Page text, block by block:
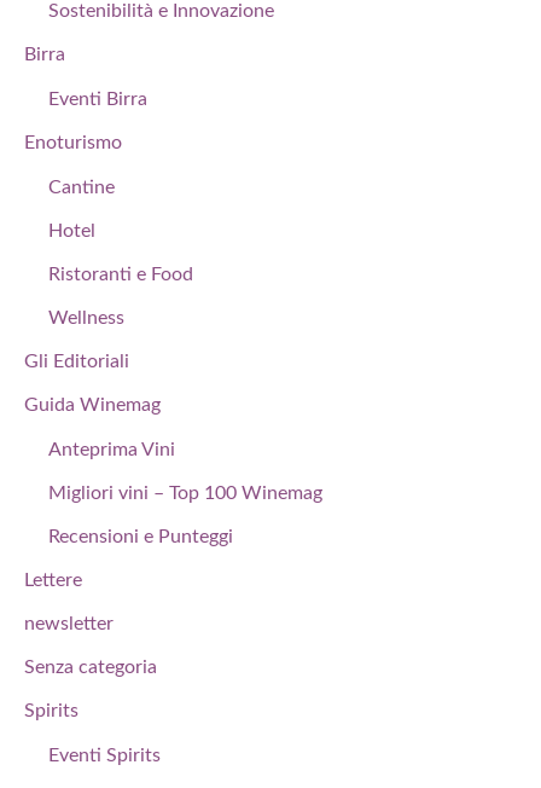
Sostenibilità e Innovazione
Birra
Eventi Birra
Enoturismo
Cantine
Hotel
Ristoranti e Food
Wellness
Gli Editoriali
Guida Winemag
Anteprima Vini
Migliori vini – Top 100 Winemag
Recensioni e Punteggi
Lettere
newsletter
Senza categoria
Spirits
Eventi Spirits